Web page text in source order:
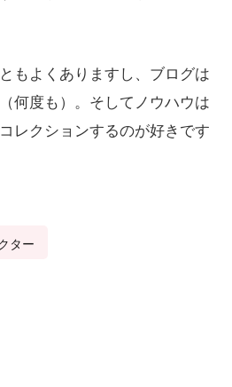
もよくありますし、ブログは
何度も）。そしてノウハウは
レクションするのが好きです
ター